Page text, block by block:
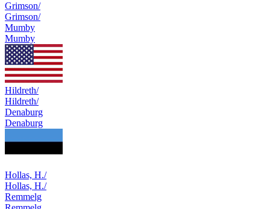
Grimson/
Grimson/
Mumby
Mumby
Hildreth/
Hildreth/
Denaburg
Denaburg
Hollas, H./
Hollas, H./
Remmelg